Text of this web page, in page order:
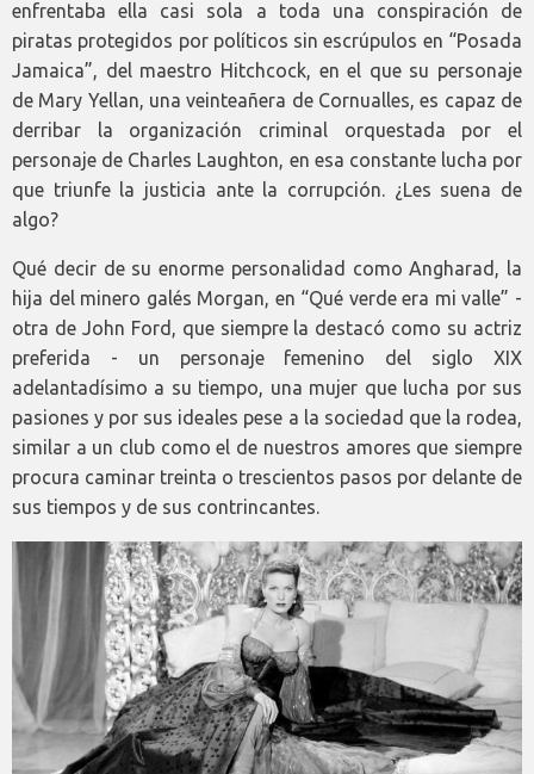
enfrentaba ella casi sola a toda una conspiración de
piratas protegidos por políticos sin escrúpulos en “Posada
Jamaica”, del maestro Hitchcock, en el que su personaje
de Mary Yellan, una veinteañera de Cornualles, es capaz de
derribar la organización criminal orquestada por el
personaje de Charles Laughton, en esa constante lucha por
que triunfe la justicia ante la corrupción. ¿Les suena de
algo?
Qué decir de su enorme personalidad como Angharad, la
hija del minero galés Morgan, en “Qué verde era mi valle” -
otra de John Ford, que siempre la destacó como su actriz
preferida - un personaje femenino del siglo XIX
adelantadísimo a su tiempo, una mujer que lucha por sus
pasiones y por sus ideales pese a la sociedad que la rodea,
similar a un club como el de nuestros amores que siempre
procura caminar treinta o trescientos pasos por delante de
sus tiempos y de sus contrincantes.